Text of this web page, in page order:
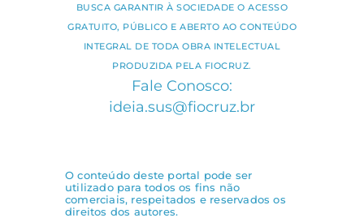
BUSCA GARANTIR À SOCIEDADE O ACESSO
GRATUITO, PÚBLICO E ABERTO AO CONTEÚDO
INTEGRAL DE TODA OBRA INTELECTUAL
PRODUZIDA PELA FIOCRUZ.
Fale Conosco:
ideia.sus@fiocruz.br
O conteúdo deste portal pode ser
utilizado para todos os fins não
comerciais, respeitados e reservados os
direitos dos autores.